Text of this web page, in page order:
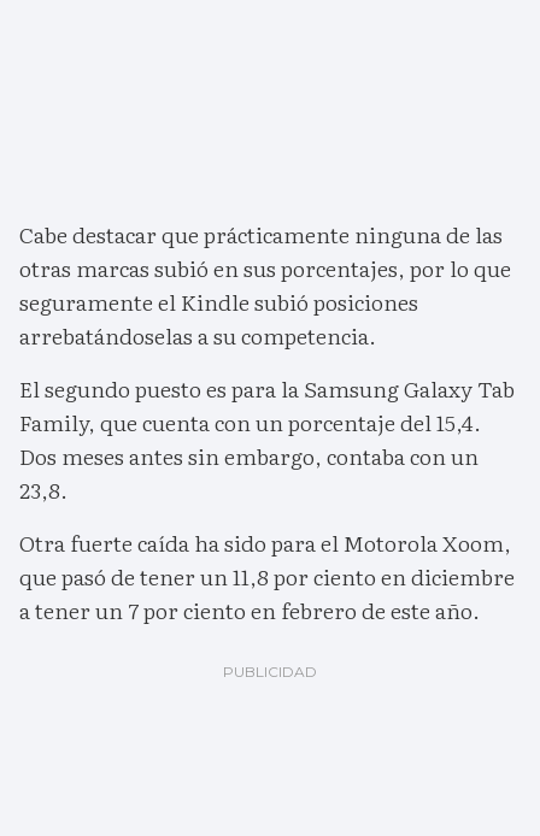
Cabe destacar que prácticamente ninguna de las
otras marcas subió en sus porcentajes, por lo que
seguramente el Kindle subió posiciones
arrebatándoselas a su competencia.
El segundo puesto es para la Samsung Galaxy Tab
Family, que cuenta con un porcentaje del 15,4.
Dos meses antes sin embargo, contaba con un
23,8.
Otra fuerte caída ha sido para el Motorola Xoom,
que pasó de tener un 11,8 por ciento en diciembre
a tener un 7 por ciento en febrero de este año.